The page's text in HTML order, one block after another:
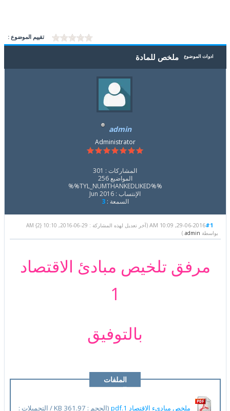
تقييم الموضوع :
ادوات الموضوع ملخص للمادة
admin
Administrator
المشاركات : 301
المواضيع 256
%%TYL_NUMTHANKEDLIKED%%
الإنتساب : Jun 2016
السمعة :3
#1
29-06-2016, 10:09 AM
(آخر تعديل لهذه المشاركة : 29-06-2016, 10:10 AM {2}
بواسطةadmin
.)
مرفق تلخيص مبادئ الاقتصاد
1
بالتوفيق
الملفات
المرفقة
ملخص مبادىء الاقتصاد 1.pdf (الحجم : 361.97 KB / التحميلات :